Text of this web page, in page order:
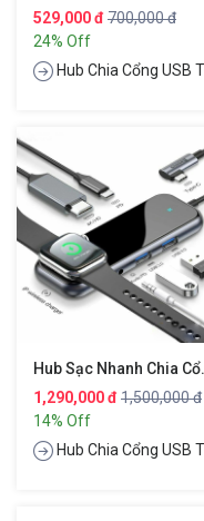
529,000 đ 700,000 đ
24% Off
Hub Chia Cổng USB Type-C
Hub Sạc Nhanh
1,290,000 đ 1,500,000 đ
14% Off
Hub Chia Cổng USB Type-C